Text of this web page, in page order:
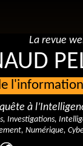
La revue
à
Investigations,
Numérique,